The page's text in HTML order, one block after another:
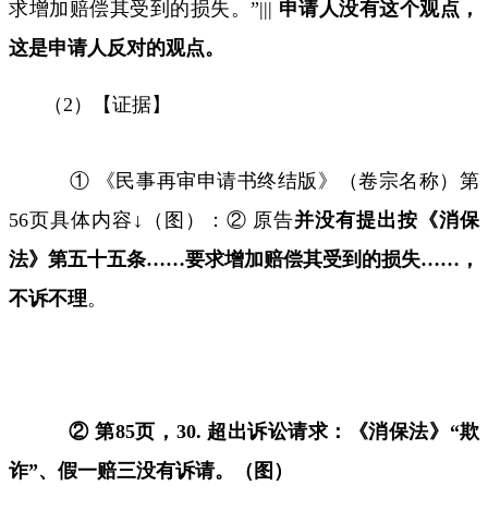
求增加赔偿其受到的损失。”||| 申请人没有这个观点，
这是申请人反对的观点。
（ 2 ）【证据】
① 《民事再审申请书终结版》（卷宗名称）第
56页具体内容↓（图）：② 原告并没有提出按《消保
法》第五十五条……要求增加赔偿其受到的损失…… ，
不诉不理。
② 第85页， 30. 超出诉讼请求：《消保法》 “欺
诈”、假一赔三没有诉请。（图）